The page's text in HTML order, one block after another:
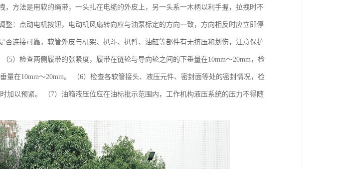
，方法是用软的绳带，一头扎在电缆的外皮上，另一头系一木柄以利手握，拉拽时不
整：点动电机按钮，电动机风扇转向应与油泵标定的方向一致，方向相反时应立即停
否连接可靠，软管外皮与机架、扒斗、扒臂、油缸等部件有无挤压和划伤，注意保护
5）检查两侧履带的张紧度，履带在链轮与导向轮之间的下垂量在10mm～20mm，检
量在10mm～20mm。 （6）检查各软管接头、液压元件、密封面等处的密封情况，检
加以预紧。 （7）油箱液压位应在油标批示范围内，工作机构液压系统的压力不得随